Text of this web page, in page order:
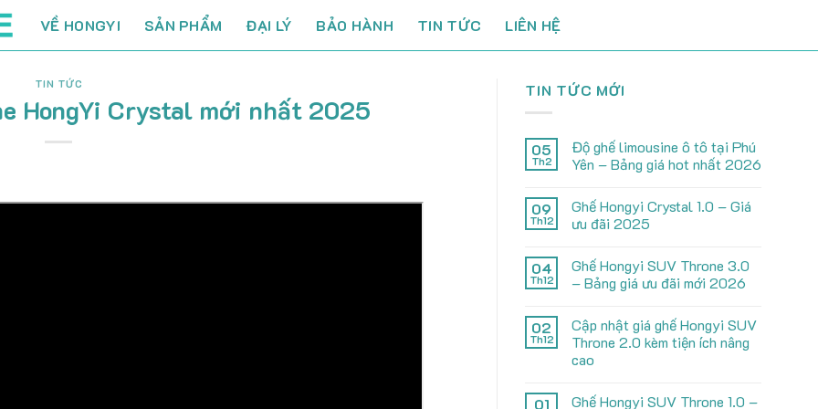
VỀ HONGYI SẢN PHẨM ĐẠI LÝ BẢO HÀNH TIN TỨC LIÊN HỆ
TIN TỨC
HongYi Crystal mới nhất 2025
TIN TỨC MỚI
05
Th2
Độ ghế limousine ô tô tại Phú
Yên – Bảng giá hot nhất 2026
09
Th12
Ghế Hongyi Crystal 1.0 – Giá
ưu đãi 2025
04
Th12
Ghế Hongyi SUV Throne 3.0
– Bảng giá ưu đãi mới 2026
02
Th12
Cập nhật giá ghế Hongyi SUV
Throne 2.0 kèm tiện ích nâng
cao
01
Ghế Hongyi SUV Throne 1.0 –